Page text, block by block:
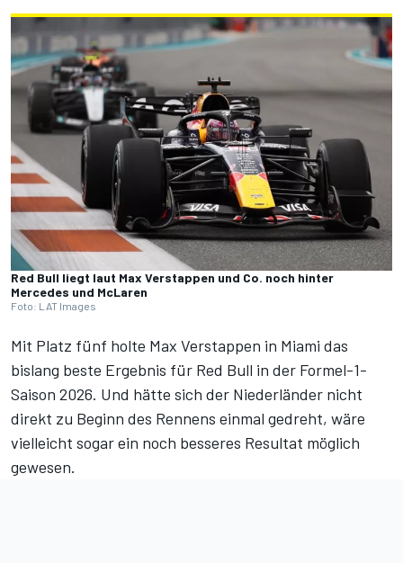
Red Bull liegt laut Max Verstappen und Co. noch hinter
Mercedes und McLaren
Foto: LAT Images
Mit Platz fünf holte Max Verstappen in Miami das
bislang beste Ergebnis für Red Bull in der Formel-1-
Saison 2026. Und hätte sich der Niederländer nicht
direkt zu Beginn des Rennens einmal gedreht, wäre
vielleicht sogar ein noch besseres Resultat möglich
gewesen.